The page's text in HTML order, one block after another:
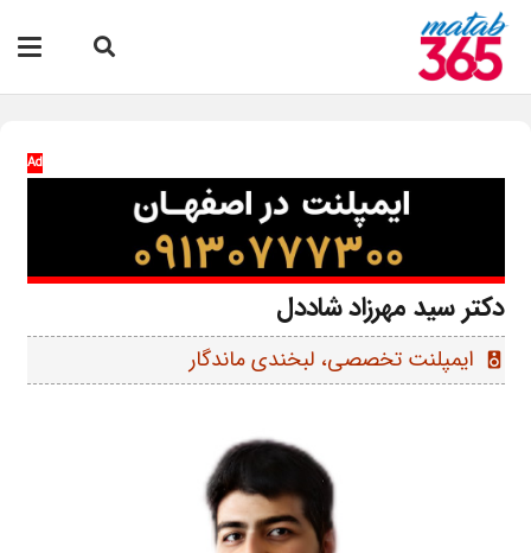
Ad
دکتر سید مهرزاد شاددل
speaker ایمپلنت تخصصی، لبخندی ماندگار